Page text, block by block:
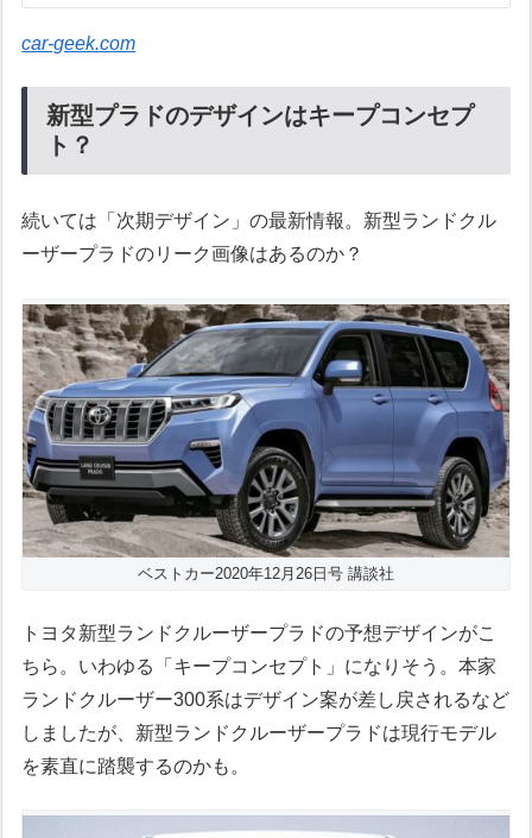
car-geek.com
新型プラドのデザインはキープコンセプ
ト？
続いては「次期デザイン」の最新情報。新型ランドクル
ーザープラドのリーク画像はあるのか？
ベストカー2020年12月26日号 講談社
トヨタ新型ランドクルーザープラドの予想デザインがこ
ちら。いわゆる「キープコンセプト」になりそう。本家
ランドクルーザー300系はデザイン案が差し戻されるなど
しましたが、新型ランドクルーザープラドは現行モデル
を素直に踏襲するのかも。